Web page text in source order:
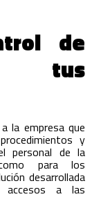
de
tus
la empresa que
y
personal de la
para los
desarrollada
a las